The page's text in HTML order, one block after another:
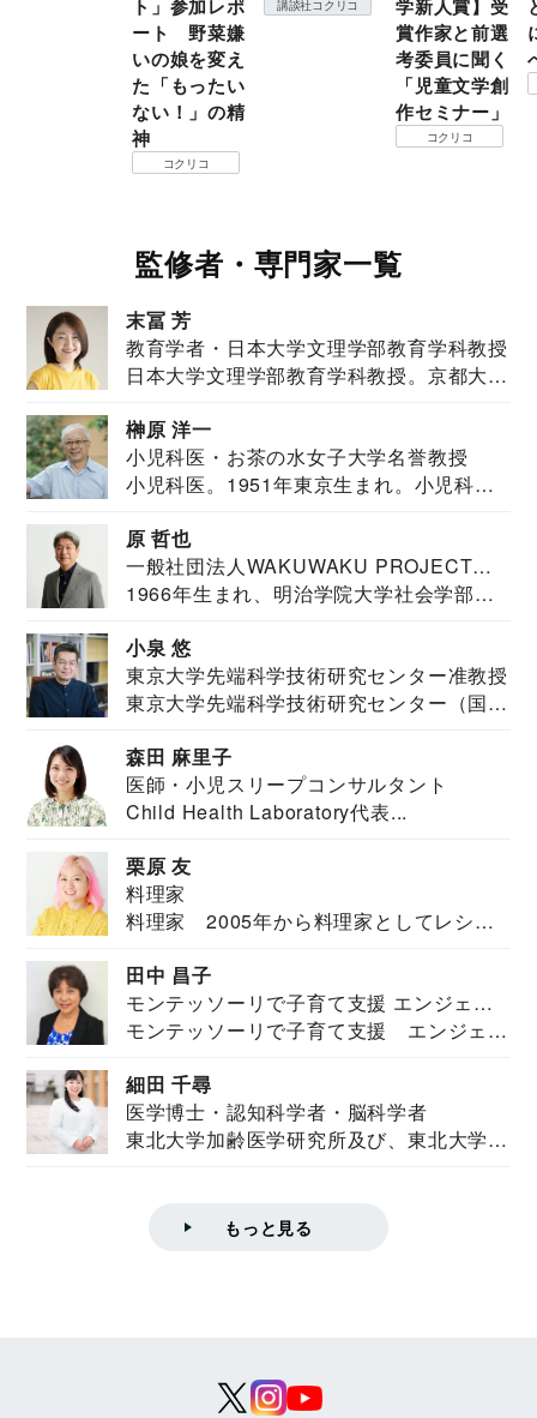
ト」参加レポ
ート 野菜嫌
いの娘を変え
た「もったい
ない！」の精
神
コクリコ
講談社コクリコ
学新人賞】受
賞作家と前選
考委員に聞く
「児童文学創
作セミナー」
コクリコ
監修者・専門家一覧
末冨 芳
教育学者・日本大学文理学部教育学科教授
日本大学文理学部教育学科教授。京都大学
榊原 洋一
小児科医・お茶の水女子大学名誉教授
小児科医。1951年東京生まれ。小児科
原 哲也
一般社団法人WAKUWAKU PROJECT
JAPAN代表・言語聴覚士・社会福祉士
1966年生まれ、明治学院大学社会学部福
小泉 悠
東京大学先端科学技術研究センター准教授
東京大学先端科学技術研究センター（国際
森田 麻里子
医師・小児スリープコンサルタント
Child Health Laboratory代表...
栗原 友
料理家
料理家 2005年から料理家としてレシピ
田中 昌子
モンテッソーリで子育て支援 エンジェル
ズハウス研究所所長
モンテッソーリで子育て支援 エンジェル
細田 千尋
医学博士・認知科学者・脳科学者
東北大学加齢医学研究所及び、東北大学大
もっと見る